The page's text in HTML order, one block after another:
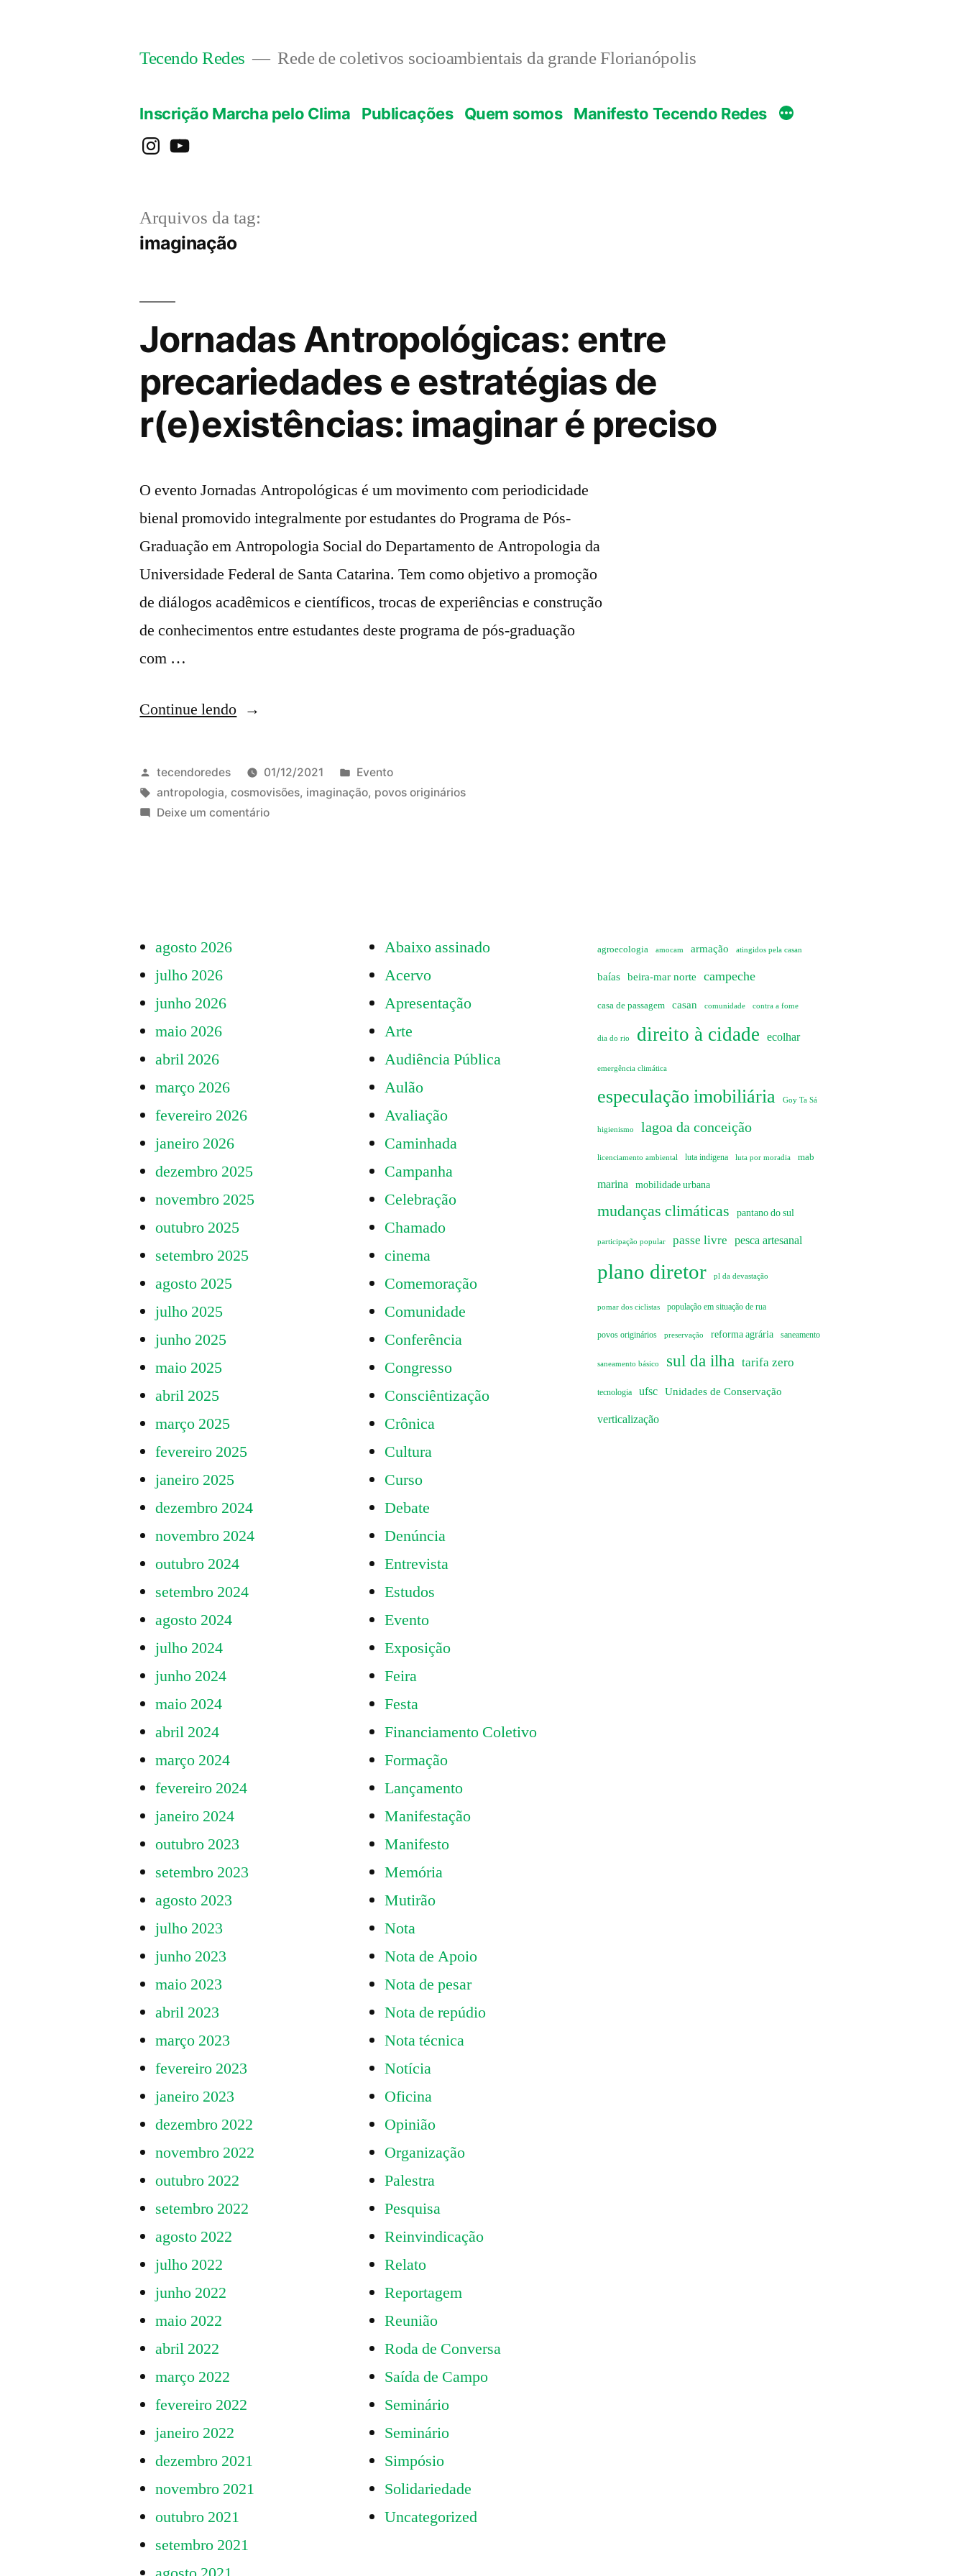
Tecendo Redes Rede de coletivos socioambientais da grande Florianópolis
Inscrição Marcha pelo Clima Publicações Quem somos Manifesto Tecendo Redes
instagramYouTube
Arquivos da tag:
imaginação
Jornadas Antropológicas: entre
precariedades e estratégias de
r(e)existências: imaginar é preciso
O evento Jornadas Antropológicas é um movimento com periodicidade
bienal promovido integralmente por estudantes do Programa de Pós-
Graduação em Antropologia Social do Departamento de Antropologia da
Universidade Federal de Santa Catarina. Tem como objetivo a promoção
de diálogos acadêmicos e científicos, trocas de experiências e construção
de conhecimentos entre estudantes deste programa de pós-graduação
com …
Continue lendo“Jornadas
entre
precariedades
e
Publicado
por
tecendoredes 01/12/2021
Publicado
em
Evento
Tags:
antropologia,cosmovisões, imaginação, povos originários
Deixe um comentárioem
agosto 2026
julho 2026
junho 2026
maio 2026
abril 2026
março 2026
fevereiro 2026
janeiro 2026
dezembro 2025
novembro 2025
outubro 2025
setembro 2025
agosto 2025
julho 2025
junho 2025
maio 2025
abril 2025
março 2025
fevereiro 2025
janeiro 2025
dezembro 2024
novembro 2024
outubro 2024
setembro 2024
agosto 2024
julho 2024
junho 2024
maio 2024
abril 2024
março 2024
fevereiro 2024
janeiro 2024
outubro 2023
setembro 2023
agosto 2023
julho 2023
junho 2023
maio 2023
abril 2023
março 2023
fevereiro 2023
janeiro 2023
dezembro 2022
novembro 2022
outubro 2022
setembro 2022
agosto 2022
julho 2022
junho 2022
maio 2022
abril 2022
março 2022
fevereiro 2022
janeiro 2022
dezembro 2021
novembro 2021
outubro 2021
setembro 2021
Abaixo assinado
Acervo
Apresentação
Arte
Audiência Pública
Aulão
Avaliação
Caminhada
Campanha
Celebração
Chamado
cinema
Comemoração
Comunidade
Conferência
Congresso
Consciêntização
Crônica
Cultura
Curso
Debate
Denúncia
Entrevista
Estudos
Evento
Exposição
Feira
Festa
Financiamento Coletivo
Formação
Lançamento
Manifestação
Manifesto
Memória
Mutirão
Nota
Nota de Apoio
Nota de pesar
Nota de repúdio
Nota técnica
Notícia
Oficina
Opinião
Organização
Palestra
Pesquisa
Reinvindicação
Relato
Reportagem
Reunião
Roda de Conversa
Saída de Campo
Seminário
Seminário
Simpósio
Solidariedade
Uncategorized
agroecologia amocam armação atingidos pela casan
baías beira-mar norte campeche
casa de passagem casan comunidade contra a fome
dia do rio direito à cidade ecolhar
emergência climática
especulação imobiliária Goy Ta Sá
higienismo lagoa da conceição
licenciamento ambiental luta indigena luta por moradia mab
marina mobilidade urbana
mudanças climáticas pantano do sul
participação popular passe livre pesca artesanal
plano diretor pl da devastação
pomar dos ciclistas população em situação de rua
povos originários preservação reforma agrária saneamento
saneamento básico sul da ilha tarifa zero
tecnologia ufsc Unidades de Conservação
verticalização